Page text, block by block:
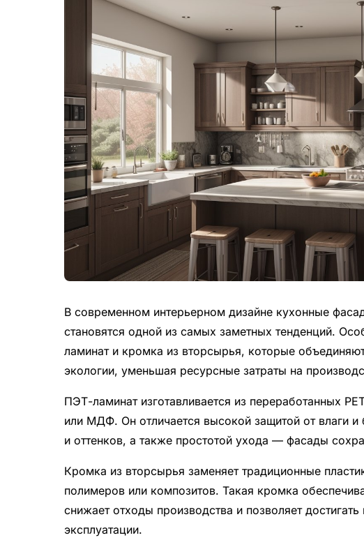
В современном интерьерном дизайне кухонные
становятся одной из самых заметных тенденций.
ламинат и кромка из вторсырья, которые
экологии, уменьшая ресурсные затраты на
ПЭТ-ламинат изготавливается из переработанных
или МДФ. Он отличается высокой защитой от влаги
и оттенков, а также простотой ухода — фасады
Кромка из вторсырья заменяет традиционные
полимеров или композитов. Такая кромка
снижает отходы производства и позволяет
эксплуатации.